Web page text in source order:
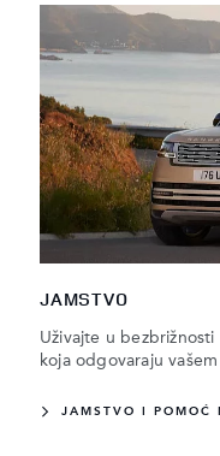
JAMSTVO
Uživajte u
koja odgovaraju
JAMSTVO I POMOĆ